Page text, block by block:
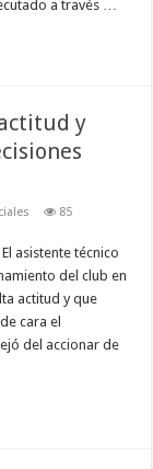
a través …
y
85
asistente técnico
del club en
actitud y que
cara el
del accionar de